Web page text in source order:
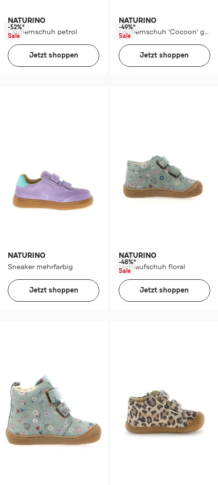
NATURINO
Lauflernschuh petrol
-52%*
Sale
Jetzt shoppen
NATURINO
Lauflernschuh 'Cocoon' gemustert
-49%*
Sale
Jetzt shoppen
NATURINO
Sneaker mehrfarbig
Jetzt shoppen
NATURINO
Lernlaufschuh floral
-48%*
Sale
Jetzt shoppen